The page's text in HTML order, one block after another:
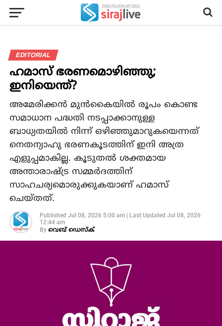
EDITORIAL
ഹമാസ് ഭരണമൊഴിഞ്ഞു;
ഇനിയെന്ത്?
അമേരിക്കന്‍ മുന്‍കൈയില്‍ രൂപം കൊണ്ട
സമാധാന പദ്ധതി നടപ്പാക്കാനുള്ള
ബാധ്യതയില്‍ നിന്ന് ഒഴിഞ്ഞുമാറുകയെന്നത്
നെതന്യാഹു ഭരണകൂടത്തിന് ഇനി അത്ര
എളുപ്പമാകില്ല. കൂടുതല്‍ ശക്തമായ
അന്താരാഷ്ട്ര സമ്മര്‍ദത്തിന്
സാഹചര്യമൊരുക്കുകയാണ് ഹമാസ്
ചെയ്തത്.
Published Jul 08, 2026 5:00 am| Last Updated Jul 08, 2026
12:44 am
By വെബ് ഡെസ്‌ക്